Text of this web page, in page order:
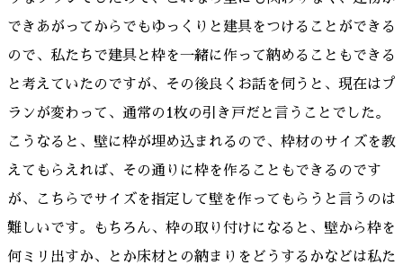
できあがってからでもゆっくりと建具をつけることができる
ので、私たちで建具と枠を一緒に作って納めることもできる
と考えていたのですが、その後良くお話を伺うと、現在はプ
ランが変わって、通常の1枚の引き戸だと言うことでした。
こうなると、壁に枠が埋め込まれるので、枠材のサイズを教
えてもらえれば、その通りに枠を作ることもできるのです
が、こちらでサイズを指定して壁を作ってもらうと言うのは
難しいです。もちろん、枠の取り付けになると、壁から枠を
何ミリ出すか、とか床材との納まりをどうするかなどは私た